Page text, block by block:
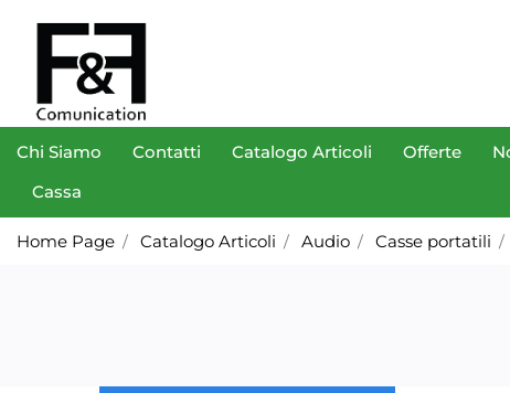
Chi Siamo Contatti Catalogo Articoli Offerte
Cassa
Home Page Catalogo Articoli Audio Casse portatili